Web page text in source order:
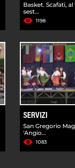
Basket. Scafati, al
sest...
1198
SERVIZI
San Gregorio
'Angio...
1083